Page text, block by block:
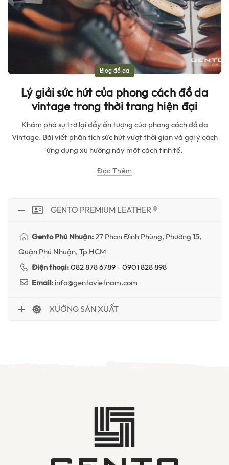
Blog đồ da
Lý giải sức hút của phong cách đồ da
vintage trong thời trang hiện đại
Khám phá sự trở lại đầy ấn tượng của phong cách đồ da
Vintage. Bài viết phân tích sức hút vượt thời gian và gợi ý cách
ứng dụng xu hướng này một cách tinh tế.
Đọc Thêm
GENTO PREMIUM LEATHER ®
Gento Phú Nhuận:27 Phan Đình Phùng, Phường 15,
Quận Phú Nhuận, Tp HCM
Điện thoại:082 878 6789-0901 828 898
Email:info@gentovietnam.com
XƯỞNG SẢN XUẤT